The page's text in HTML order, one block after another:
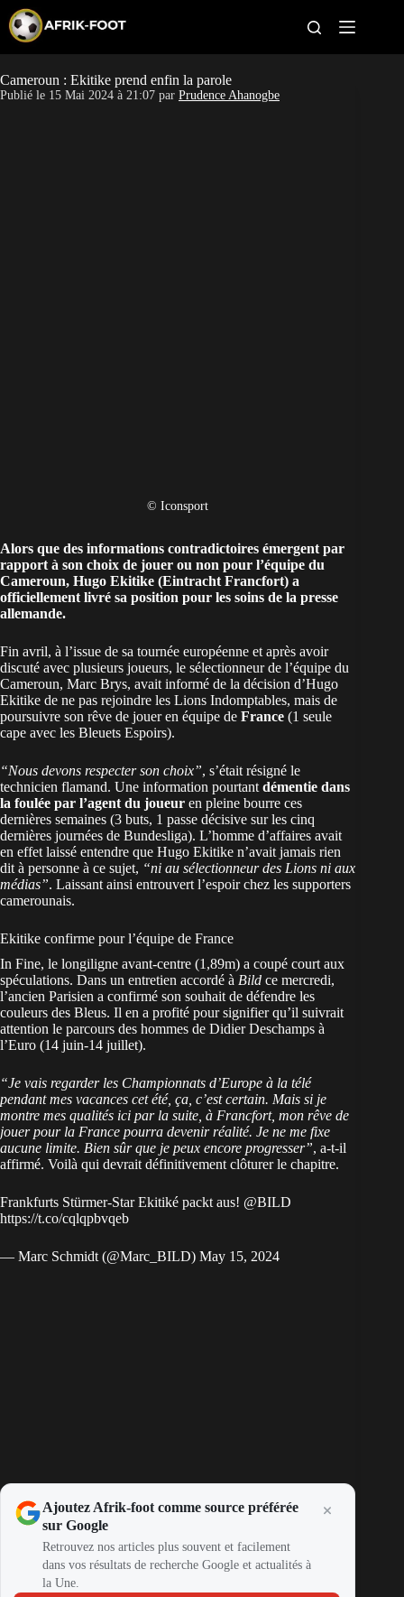
p
o
c
CAN féminine
Cameroun : Ekitike prend enfin la parole
Publié le 15 Mai 2024 à 21:07 par Prudence Ahanogbe
© Iconsport
Alors que des informations contradictoires émergent par
rapport à son choix de jouer ou non pour l’équipe du
Cameroun, Hugo Ekitike (Eintracht Francfort) a
officiellement livré sa position pour les soins de la presse
allemande.
Fin avril, à l’issue de sa tournée européenne et après avoir
discuté avec plusieurs joueurs, le sélectionneur de l’équipe du
Cameroun, Marc Brys, avait informé de la décision d’Hugo
Ekitike de ne pas rejoindre les Lions Indomptables, mais de
poursuivre son rêve de jouer en équipe de France (1 seule
cape avec les Bleuets Espoirs).
“Nous devons respecter son choix”, s’était résigné le
technicien flamand. Une information pourtant démentie dans
la foulée par l’agent du joueur en pleine bourre ces
dernières semaines (3 buts, 1 passe décisive sur les cinq
dernières journées de Bundesliga). L’homme d’affaires avait
en effet laissé entendre que Hugo Ekitike n’avait jamais rien
dit à personne à ce sujet, “ni au sélectionneur des Lions ni aux
médias”. Laissant ainsi entrouvert l’espoir chez les supporters
camerounais.
Ekitike confirme pour l’équipe de France
In Fine, le longiligne avant-centre (1,89m) a coupé court aux
spéculations. Dans un entretien accordé à Bild ce mercredi,
l’ancien Parisien a confirmé son souhait de défendre les
couleurs des Bleus. Il en a profité pour signifier qu’il suivrait
attention le parcours des hommes de Didier Deschamps à
l’Euro (14 juin-14 juillet).
“Je vais regarder les Championnats d’Europe à la télé
pendant mes vacances cet été, ça, c’est certain. Mais si je
montre mes qualités ici par la suite, à Francfort, mon rêve de
jouer pour la France pourra devenir réalité. Je ne me fixe
aucune limite. Bien sûr que je peux encore progresser”, a-t-il
affirmé. Voilà qui devrait définitivement clôturer le chapitre.
Frankfurts Stürmer-Star Ekitiké packt aus! @BILD
https://t.co/cqlqpbvqeb
— Marc Schmidt (@Marc_BILD) May 15, 2024
Ajoutez Afrik-foot comme source préférée
sur Google
Retrouvez nos articles plus souvent et facilement
dans vos résultats de recherche Google et actualités à
la Une.